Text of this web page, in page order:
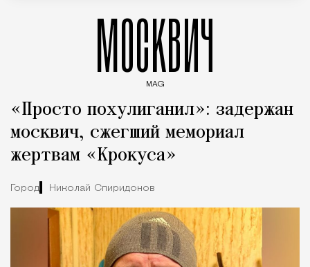
МОСКВИЧ
MAG
«Просто похулиганил»: задержан
москвич, сжегший мемориал
жертвам «Крокуса»
Город Николай Спиридонов